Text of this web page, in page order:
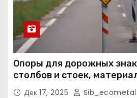
Опоры для дорожных
столбов и стоек,
нормативные требования
Дек 17, 2025 Sib_ecometal